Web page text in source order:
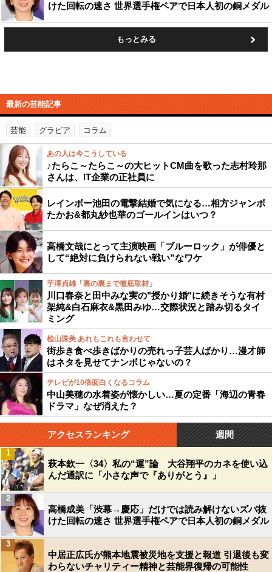
けた回転の速さ 世界選手権ペアで日本人初の銅メダル
もっとみる
最新の芸能記事
芸能 グラビア コラム
あの人は今こうしている
♪たらこ～たらこ～の大ヒットCM曲を歌った志村玲那
さんは、IT企業の正社員に
レインボー池田の電撃結婚で気になる…相方ジャンボ
たかお&都丸紗也華のゴールインはいつ？
高橋文哉にとって主演映画「ブルーロック」が俳優と
して“絶対に負けられない戦い”なワケ
芋澤貞雄「裏の裏まで徹底取材」
川口春奈と田中みな実の"授かり婚"に続きそうな有村
架純&白石麻衣&黒田みゆ…交際状況と踏み切るタイ
ミング
桧山珠美 あれもこれも言わせて
街歩き食べ歩きばかりの売れっ子芸人ばかり…漫才師
はネタを見せてナンボじゃないの？
テレビが10倍面白くなるコラム
中山美穂の水着姿が懐かしい…夏の定番「海辺の青春
ドラマ」なぜ消えた？
アクセスランキング 週間
萩本欽一〈34〉私の“運”論 大谷翔平のカネを使い込
んだ通訳に「小さな声で『ありがとう』」
1
高橋成美「渋幕→慶応」だけでは読み解けないズバ抜
けた回転の速さ 世界選手権ペアで日本人初の銅メダル
2
中居正広氏が熊本地震被災地を支援と報道 引退後も変
わらないチャリティー精神と芸能界復帰の可能性
3